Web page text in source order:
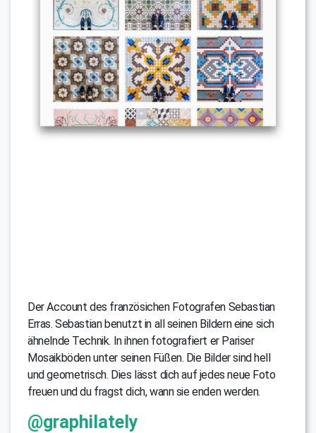
Der Account des französichen Fotografen Sebastian
Erras. Sebastian benutzt in all seinen Bildern eine sich
ähnelnde Technik. In ihnen fotografiert er Pariser
Mosaikböden unter seinen Füßen. Die Bilder sind hell
und geometrisch. Dies lässt dich auf jedes neue Foto
freuen und du fragst dich, wann sie enden werden.
@graphilately